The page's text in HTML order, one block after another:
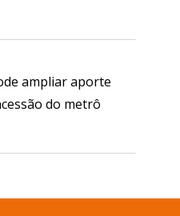
ampliar aporte
do metrô